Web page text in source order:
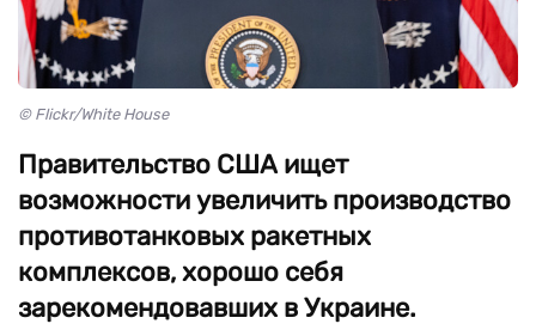
© Flickr/White House
Правительство США ищет
возможности увеличить производство
противотанковых ракетных
комплексов, хорошо себя
зарекомендовавших в Украине.